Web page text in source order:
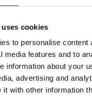
cookies
to personalise content
media features and to
information about your
advertising and
it with other information